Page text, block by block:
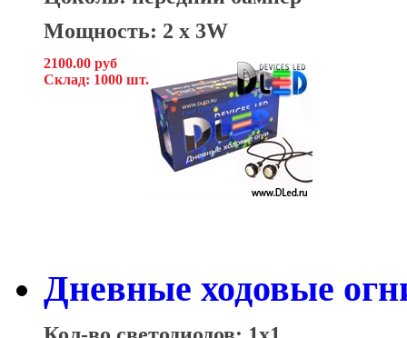
Мощность: 2 x 3W
2100.00 руб
Склад: 1000 шт.
Дневные ходовые